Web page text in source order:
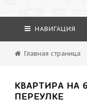
НАВИГАЦИЯ
Главная страница
КВАРТИРА
ПЕРЕУЛКЕ